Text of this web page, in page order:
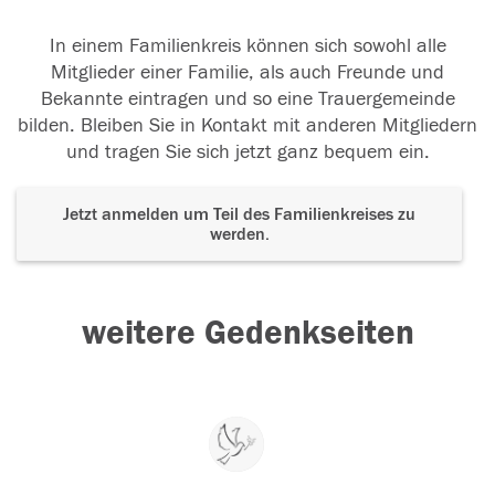
In einem Familienkreis können sich sowohl alle
Mitglieder einer Familie, als auch Freunde und
Bekannte eintragen und so eine Trauergemeinde
bilden. Bleiben Sie in Kontakt mit anderen Mitgliedern
und tragen Sie sich jetzt ganz bequem ein.
Jetzt anmelden um Teil des Familienkreises zu
werden.
weitere Gedenkseiten